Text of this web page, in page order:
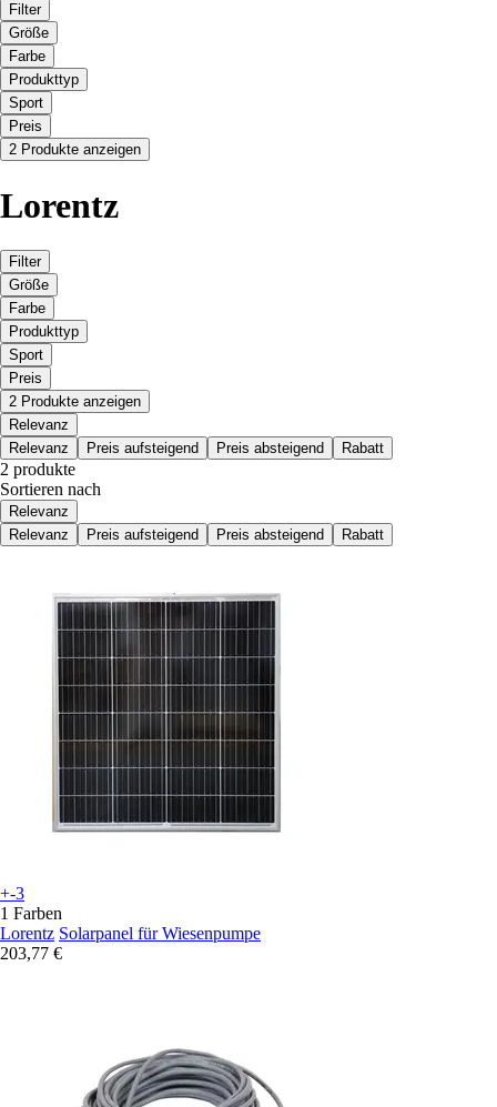
Filter
Größe
Farbe
Produkttyp
Sport
Preis
2 Produkte anzeigen
Lorentz
Filter
Größe
Farbe
Produkttyp
Sport
Preis
2 Produkte anzeigen
Relevanz
Relevanz
Preis aufsteigend Preis absteigend Rabatt
2 produkte
Sortieren nach
Relevanz
Relevanz
Preis aufsteigend Preis absteigend Rabatt
+-3
1 Farben
Lorentz Solarpanel für Wiesenpumpe
203,77 €